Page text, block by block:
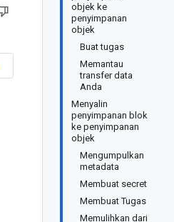
objek ke
penyimpanan
objek
Buat tugas
Memantau
transfer data
Anda
Menyalin
penyimpanan blok
ke penyimpanan
objek
Mengumpulkan
metadata
Membuat secret
Membuat Tugas
Memulihkan dari